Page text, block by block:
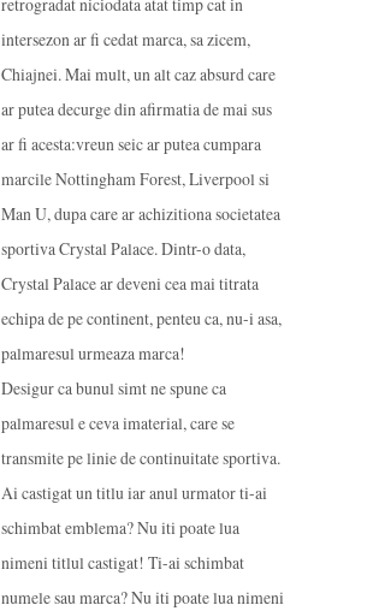
intersezon ar fi cedat marca, sa zicem,
Chiajnei. Mai mult, un alt caz absurd care
ar putea decurge din afirmatia de mai sus
ar fi acesta:vreun seic ar putea cumpara
marcile Nottingham Forest, Liverpool si
Man U, dupa care ar achizitiona societatea
sportiva Crystal Palace. Dintr-o data,
Crystal Palace ar deveni cea mai titrata
echipa de pe continent, penteu ca, nu-i asa,
palmaresul urmeaza marca!
Desigur ca bunul simt ne spune ca
palmaresul e ceva imaterial, care se
transmite pe linie de continuitate sportiva.
Ai castigat un titlu iar anul urmator ti-ai
schimbat emblema? Nu iti poate lua
nimeni titlul castigat! Ti-ai schimbat
numele sau marca? Nu iti poate lua nimeni